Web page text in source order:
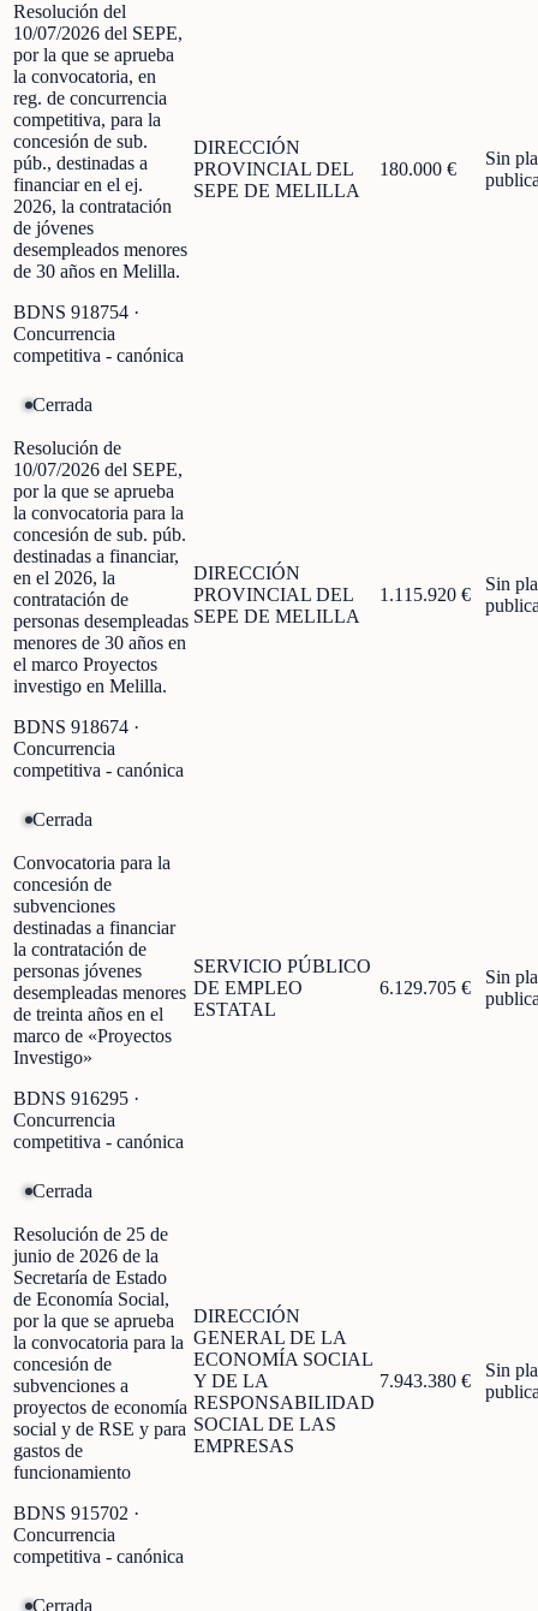
Resolución del
10/07/2026 del SEPE,
por la que se aprueba
la convocatoria, en
reg. de concurrencia
competitiva, para la
concesión de sub.
púb., destinadas a
financiar en el ej.
2026, la contratación
de jóvenes
desempleados menores
de 30 años en Melilla.
BDNS 918754 ·
Concurrencia
competitiva - canónica
DIRECCIÓN
PROVINCIAL DEL
SEPE DE MELILLA
180.000 €
Sin
Cerrada
Resolución de
10/07/2026 del SEPE,
por la que se aprueba
la convocatoria para la
concesión de sub. púb.
destinadas a financiar,
en el 2026, la
contratación de
personas desempleadas
menores de 30 años en
el marco Proyectos
investigo en Melilla.
BDNS 918674 ·
Concurrencia
competitiva - canónica
DIRECCIÓN
PROVINCIAL DEL
SEPE DE MELILLA
1.115.920 €
Sin
Cerrada
Convocatoria para la
concesión de
subvenciones
destinadas a financiar
la contratación de
personas jóvenes
desempleadas menores
de treinta años en el
marco de «Proyectos
Investigo»
BDNS 916295 ·
Concurrencia
competitiva - canónica
SERVICIO PÚBLICO
DE EMPLEO
ESTATAL
6.129.705 €
Sin
Cerrada
Resolución de 25 de
junio de 2026 de la
Secretaría de Estado
de Economía Social,
por la que se aprueba
la convocatoria para la
concesión de
subvenciones a
proyectos de economía
social y de RSE y para
gastos de
funcionamiento
BDNS 915702 ·
Concurrencia
competitiva - canónica
DIRECCIÓN
GENERAL DE LA
ECONOMÍA SOCIAL
Y DE LA
RESPONSABILIDAD
SOCIAL DE LAS
EMPRESAS
7.943.380 €
Sin
Cerrada